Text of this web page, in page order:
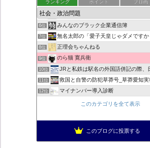
ランキング ポイント ブロ画
ダリチョコ dalichoko
5位 恥を知れ、恥を
6位 みんなのブラック企業通信簿
7位 無名太郎の「愛子天皇じゃダメですか
8位 正理会ちゃんねる
9位 のら猫 寛兵衛
10位 JRと私鉄は駅名の外国語併記の際、日
11位 救国と自警の防犯草莽号_草莽愛知実
12位 マイナンバー導入診断
ヨウイチとウサコの常識がひっくり
真のジャーナリズムがここにある！
このカテゴリを全て表示
このブログに投票する